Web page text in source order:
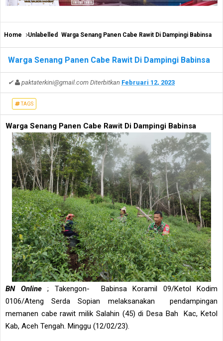
Home Unlabelled Warga Senang Panen Cabe Rawit Di Dampingi Babinsa
Warga Senang Panen Cabe Rawit Di Dampingi Babinsa
✔ paktaterkini@gmail.com Diterbitkan Februari 12, 2023
TAGS
Warga Senang Panen Cabe Rawit Di Dampingi Babinsa
BN Online; Takengon- Babinsa Koramil 09/Ketol Kodim
0106/Ateng Serda Sopian melaksanakan pendampingan
memanen cabe rawit milik Salahin (45) di Desa Bah Kac, Ketol
Kab, Aceh Tengah. Minggu (12/02/23).